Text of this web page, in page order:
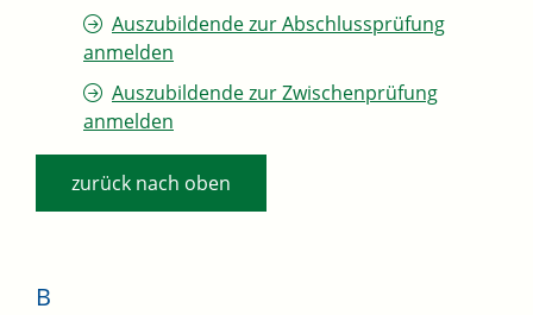
Auszubildende zur Abschlussprüfung
anmelden
Auszubildende zur Zwischenprüfung
anmelden
zurück nach oben
B